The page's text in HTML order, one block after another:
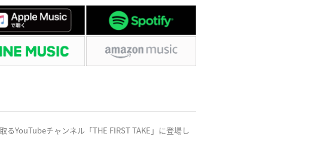
るYouTubeチャンネル「THE FIRST TAKE」に登場し